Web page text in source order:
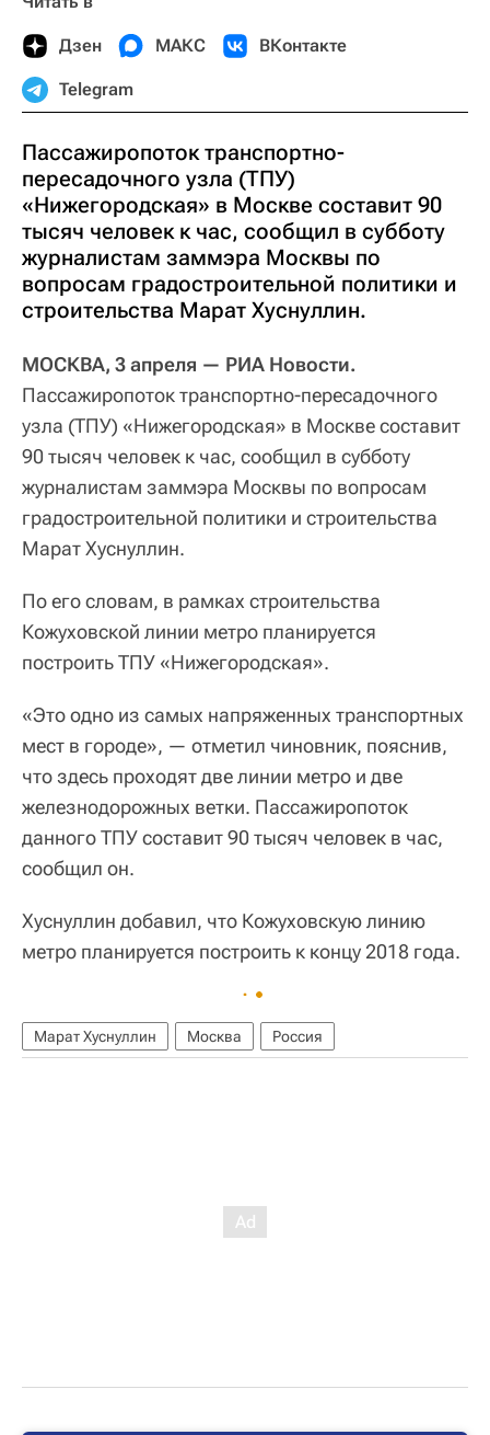
Дзен МАКС ВКонтакте
Telegram
Пассажиропоток транспортно-
пересадочного узла (ТПУ)
«Нижегородская» в Москве составит 90
тысяч человек к час, сообщил в субботу
журналистам заммэра Москвы по
вопросам градостроительной политики и
строительства Марат Хуснуллин.
МОСКВА, 3 апреля — РИА Новости.
Пассажиропоток транспортно-пересадочного
узла (ТПУ) «Нижегородская» в Москве составит
90 тысяч человек к час, сообщил в субботу
журналистам заммэра Москвы по вопросам
градостроительной политики и строительства
Марат Хуснуллин.
По его словам, в рамках строительства
Кожуховской линии метро планируется
построить ТПУ «Нижегородская».
«Это одно из самых напряженных транспортных
мест в городе», — отметил чиновник, пояснив,
что здесь проходят две линии метро и две
железнодорожных ветки. Пассажиропоток
данного ТПУ составит 90 тысяч человек в час,
сообщил он.
Хуснуллин добавил, что Кожуховскую линию
метро планируется построить к концу 2018 года.
Марат Хуснуллин Москва Россия